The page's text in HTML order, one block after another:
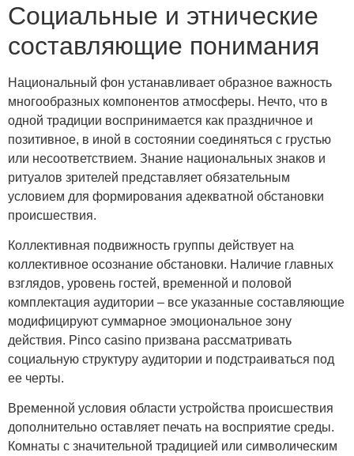
Социальные и этнические
составляющие понимания
Национальный фон устанавливает образное важность
многообразных компонентов атмосферы. Нечто, что в
одной традиции воспринимается как праздничное и
позитивное, в иной в состоянии соединяться с грустью
или несоответствием. Знание национальных знаков и
ритуалов зрителей представляет обязательным
условием для формирования адекватной обстановки
происшествия.
Коллективная подвижность группы действует на
коллективное осознание обстановки. Наличие главных
взглядов, уровень гостей, временной и половой
комплектация аудитории – все указанные составляющие
модифицируют суммарное эмоциональное зону
действия. Pinco casino призвана рассматривать
социальную структуру аудитории и подстраиваться под
ее черты.
Временной условия области устройства происшествия
дополнительно оставляет печать на восприятие среды.
Комнаты с значительной традицией или символическим